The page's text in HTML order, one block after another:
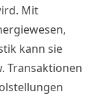
Mit
kann sie
Transaktionen